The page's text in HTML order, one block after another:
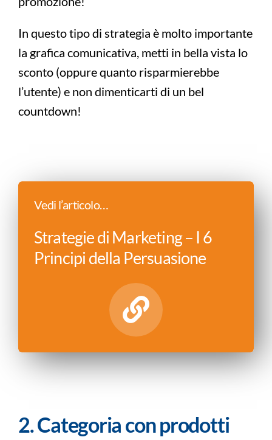
In questo tipo di strategia è molto importante
la grafica comunicativa, metti in bella vista lo
sconto (oppure quanto risparmierebbe
l’utente) e non dimenticarti di un bel
countdown!
Vedi l’articolo…
Strategie di Marketing – I 6
Principi della Persuasione
2. Categoria con prodotti